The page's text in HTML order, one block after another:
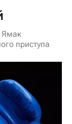
Ямак
приступа